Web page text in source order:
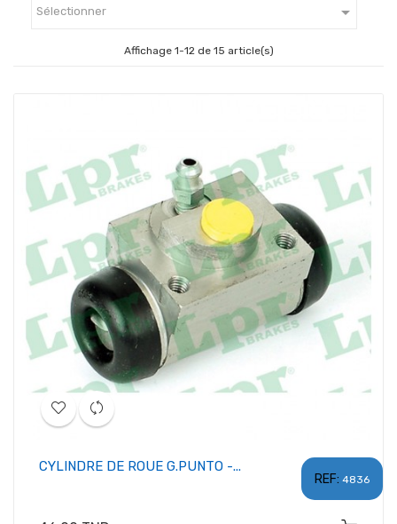
Sélectionner 
Affichage 1-12 de 15 article(s)
REF: 4836
CYLINDRE DE ROUE G.PUNTO -...